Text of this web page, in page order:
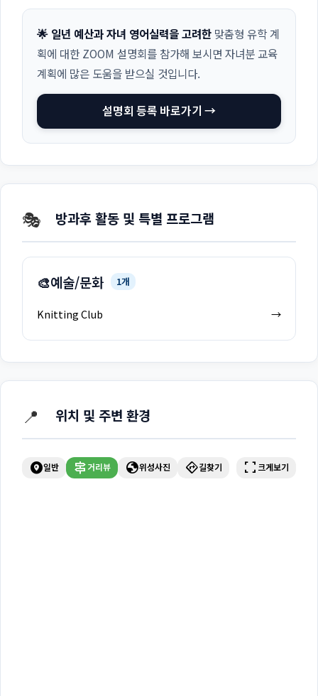
🌟 일년 예산과 자녀 영어실력을 고려한 맞춤형 유학 계
획에 대한 ZOOM 설명회를 참가해 보시면 자녀분 교육
계획에 많은 도움을 받으실 것입니다.
설명회 등록 바로가기 →
🎭 방과후 활동 및 특별 프로그램
🎨예술/문화 1개
Knitting Club →
📍 위치 및 주변 환경
explore_nearby일반 signpost 거리뷰 globe위성사진 directions길찾기 fullscreen 크게보기